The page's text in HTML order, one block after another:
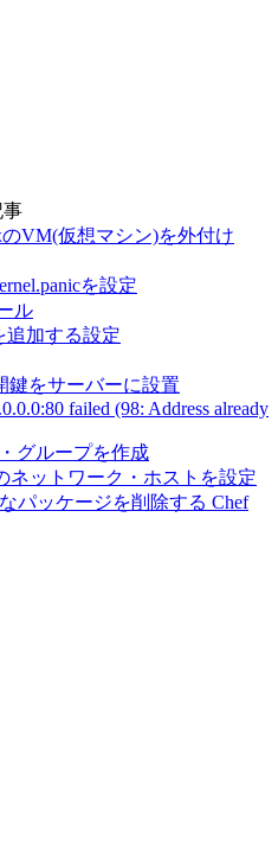
のVM(仮想マシン)を外付け
を設定
ル
追加する設定
鍵をサーバーに設置
failed (98: Address already
グループを作成
ネットワーク・ホストを設定
パッケージを削除する Chef